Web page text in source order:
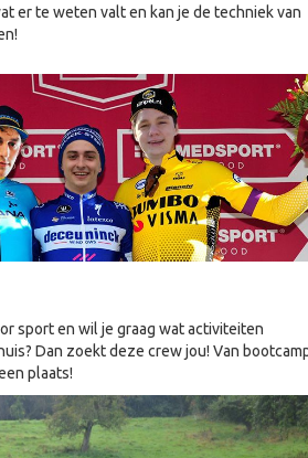
er te weten valt en kan je de techniek van
sport en wil je graag wat activiteiten
Dan zoekt deze crew jou! Van
plaats!